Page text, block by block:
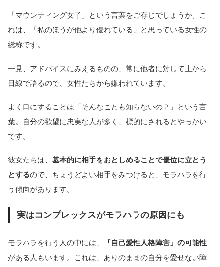
「マウンティング女子」という言葉をご存じでしょうか。こ
れは、「私のほうが他より優れている」と思っている女性の
総称です。
一見、アドバイスにみえるものの、常に他者に対して上から
目線で語るので、女性たちから嫌われています。
よく口にすることは「そんなことも知らないの？」という言
葉。自分の欲望に忠実な人が多く、標的にされるとやっかい
です。
彼女たちは、 基本的に相手をおとしめることで優位に立とう
とするので、ちょうどよい相手をみつけると、モラハラを行
う傾向があります。
実はコンプレックスがモラハラの原因にも
モラハラを行う人の中には、
「自己愛性人格障害」の可能性
がある人もいます。これは、ありのままの自分を愛せない障